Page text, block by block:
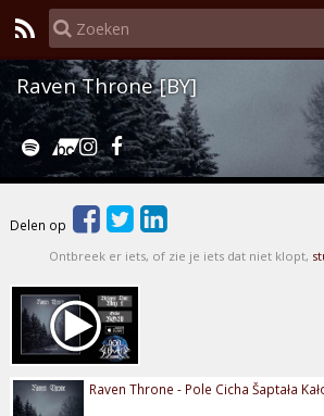
Raven Throne [BY]
Delen op
Ontbreek er iets, of zie je iets dat niet klopt,
Raven Throne - Pole Cicha Šaptała